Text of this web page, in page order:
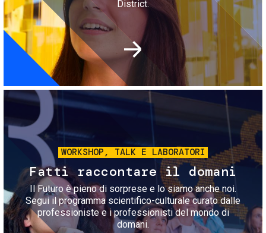
District.
Immagine
WORKSHOP, TALK E LABORATORI
Fatti raccontare il domani
Il Futuro è pieno di sorprese e lo siamo anche noi.
Segui il programma scientifico-culturale curato dalle
professioniste e i professionisti del mondo di
domani.